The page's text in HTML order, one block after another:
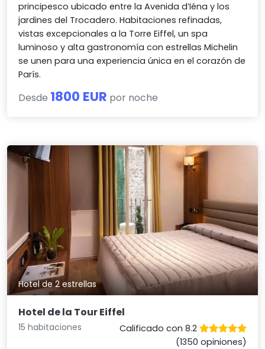
principesco ubicado entre la Avenida d’Iéna y los
jardines del Trocadero. Habitaciones refinadas,
vistas excepcionales a la Torre Eiffel, un spa
luminoso y alta gastronomía con estrellas Michelin
se unen para una experiencia única en el corazón de
París.
Desde 1800 EUR por noche
Hotel de 2 estrellas
Hotel de la Tour Eiffel
15 habitaciones
Calificado con 8.2
(1350 opiniones)